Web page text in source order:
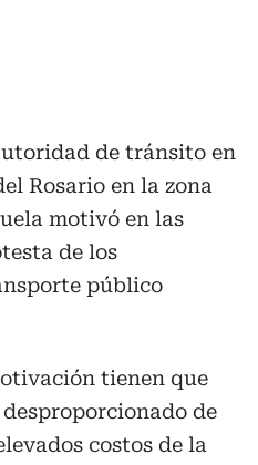
de tránsito en
Rosario en la zona
motivó en las
de los
público
tienen que
de
costos de la